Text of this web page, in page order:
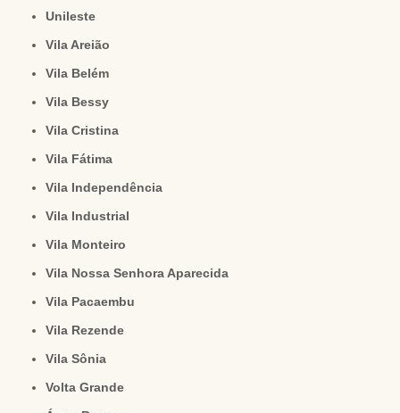
Unileste
Vila Areião
Vila Belém
Vila Bessy
Vila Cristina
Vila Fátima
Vila Independência
Vila Industrial
Vila Monteiro
Vila Nossa Senhora Aparecida
Vila Pacaembu
Vila Rezende
Vila Sônia
Volta Grande